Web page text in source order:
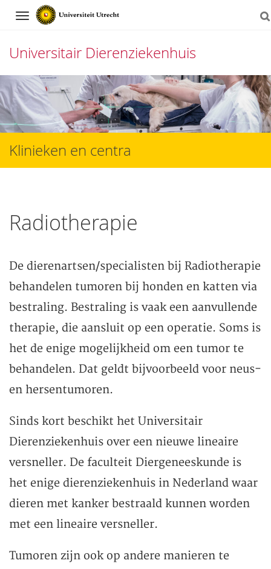
Navigation
Universitair Dierenziekenhuis
Direct
naar
het
inhoud
Klinieken en centra
Radiotherapie
De dierenartsen/specialisten bij Radiotherapie
behandelen tumoren bij honden en katten via
bestraling. Bestraling is vaak een aanvullende
therapie, die aansluit op een operatie. Soms is
het de enige mogelijkheid om een tumor te
behandelen. Dat geldt bijvoorbeeld voor neus-
en hersentumoren.
Sinds kort beschikt het Universitair
Dierenziekenhuis over een nieuwe lineaire
versneller. De faculteit Diergeneeskunde is
het enige dierenziekenhuis in Nederland waar
dieren met kanker bestraald kunnen worden
met een lineaire versneller.
Tumoren zijn ook op andere manieren te